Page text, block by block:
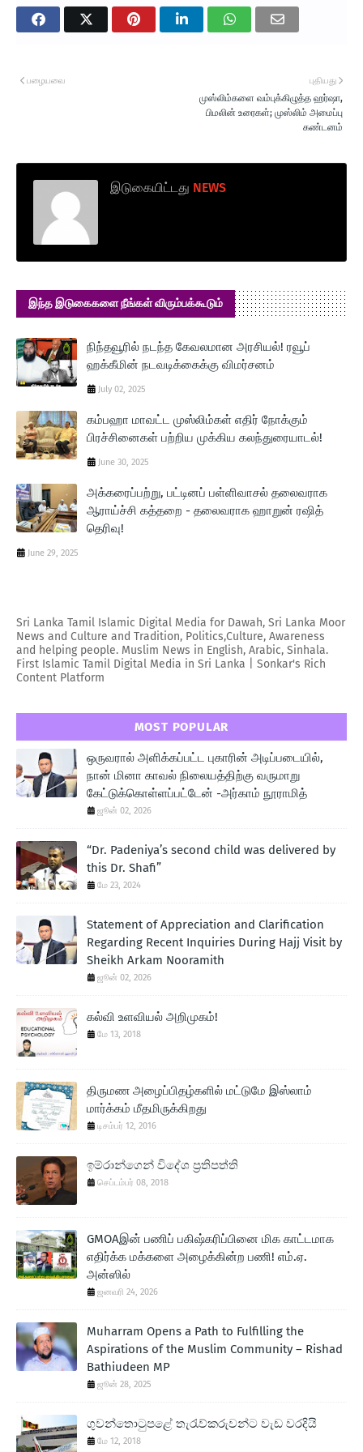
புதியது
முஸ்லிம்களை வம்புக்கிழுத்த ஹர்ஷா,
பிமலின் உரைகள்; முஸ்லிம் அமைப்பு
கண்டனம்
பழையவை
இடுகையிட்டது NEWS
இந்த இடுகைகளை நீங்கள் விரும்பக்கூடும்
நிந்தவூரில் நடந்த கேவலமான அரசியல்! ரவூப்
ஹக்கீமின் நடவடிக்கைக்கு விமர்சனம்
July 02, 2025
கம்பஹா மாவட்ட முஸ்லிம்கள் எதிர் நோக்கும்
பிரச்சினைகள் பற்றிய முக்கிய கலந்துரையாடல்!
June 30, 2025
அக்கரைப்பற்று, பட்டினப் பள்ளிவாசல் தலைவராக
ஆராய்ச்சி கத்தறை - தலைவராக ஹாறுன் ரஷித்
தெரிவு!
June 29, 2025
Sri Lanka Tamil Islamic Digital Media for Dawah, Sri Lanka Moor
News and Culture and Tradition, Politics,Culture, Awareness
and helping people. Muslim News in English, Arabic, Sinhala.
First Islamic Tamil Digital Media in Sri Lanka | Sonkar's Rich
Content Platform
MOST POPULAR
ஒருவரால் அளிக்கப்பட்ட புகாரின் அடிப்படையில்,
நான் மினா காவல் நிலையத்திற்கு வருமாறு
கேட்டுக்கொள்ளப்பட்டேன் -அர்காம் நூராமித்
ஜூன் 02, 2026
“Dr. Padeniya’s second child was delivered by
this Dr. Shafi”
மே 23, 2024
Statement of Appreciation and Clarification
Regarding Recent Inquiries During Hajj Visit by
Sheikh Arkam Nooramith
ஜூன் 02, 2026
கல்வி உளவியல் அறிமுகம்!
மே 13, 2018
திருமண அழைப்பிதழ்களில் மட்டுமே இஸ்லாம்
மார்க்கம் மீதமிருக்கிறது
டிசம்பர் 12, 2016
ඉම්රාන්ගෙන් විදේශ ප‍්‍රතිපත්ති
செப்டம்பர் 08, 2018
GMOAஇன் பணிப் பகிஷ்கரிப்பினை மிக காட்டமாக
எதிர்க்க மக்களை அழைக்கின்ற பணி! எம்.ஏ.
அன்ஸில்
ஜனவரி 24, 2026
Muharram Opens a Path to Fulfilling the
Aspirations of the Muslim Community – Rishad
Bathiudeen MP
ஜூன் 28, 2025
ගුවන්තොටුපළේ තැරැව්කරුවන්ට වැඩ වරදියි
மே 12, 2018